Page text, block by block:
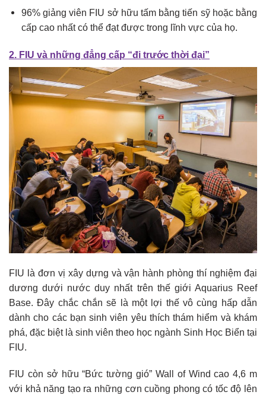
96% giảng viên FIU sở hữu tấm bằng tiến sỹ hoặc bằng
cấp cao nhất có thể đạt được trong lĩnh vực của họ.
2. FIU và những đẳng cấp “đi trước thời đại”
FIU là đơn vị xây dựng và vận hành phòng thí nghiệm đại
dương dưới nước duy nhất trên thế giới Aquarius Reef
Base. Đây chắc chắn sẽ là một lợi thế vô cùng hấp dẫn
dành cho các bạn sinh viên yêu thích thám hiểm và khám
phá, đặc biệt là sinh viên theo học ngành Sinh Học Biển tại
FIU.
FIU còn sở hữu “Bức tường gió” Wall of Wind cao 4,6 m
với khả năng tạo ra những cơn cuồng phong có tốc độ lên